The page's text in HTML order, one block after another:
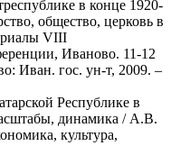
в конце 1920-
общество, церковь в
VIII
Иваново. 11-12
Иван. гос. ун-т, 2009. –
Республике в
динамика / А.В.
культура,